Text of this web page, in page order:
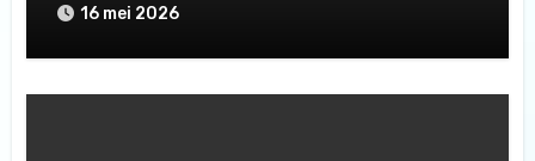
16 mei 2026